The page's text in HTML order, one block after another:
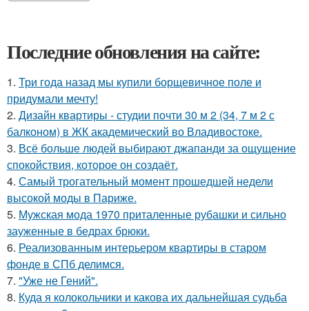
Последние обновления на сайте:
1. Три года назад мы купили борщевичное поле и
придумали мечту!
2. Дизайн квартиры - студии почти 30 м 2 (34, 7 м 2 с
балконом) в ЖК академический во Владивостоке.
3. Всё больше людей выбирают джапанди за ощущение
спокойствия, которое он создаёт.
4. Самый трогательный момент прошедшей недели
высокой моды в Париже.
5. Мужская мода 1970 приталенные рубашки и сильно
зауженные в бедрах брюки.
6. Реализованным интерьером квартиры в старом
фонде в СПб делимся.
7. "Уже не Гений".
8. Куда я колокольчики и какова их дальнейшая судьба